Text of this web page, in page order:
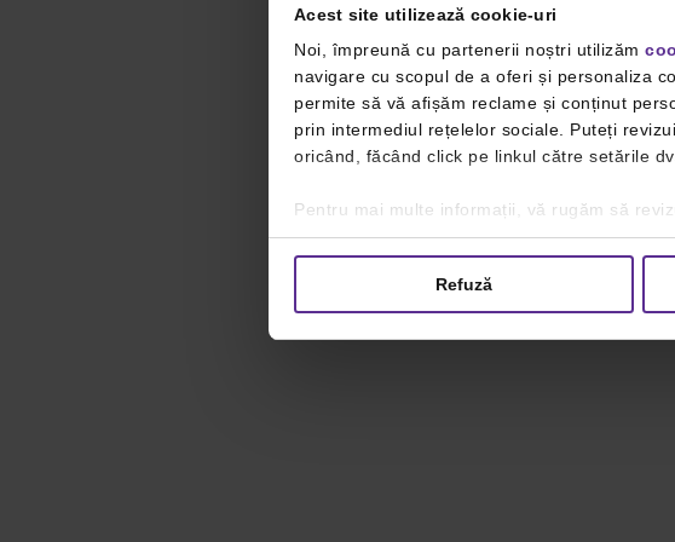
Acest site utilizează cookie-uri
Noi, împreună cu partenerii noștri utilizăm
navigare cu scopul de a oferi și personaliza
permite să vă afișăm reclame și conținut
prin intermediul rețelelor sociale. Puteți
oricând, făcând click pe linkul către setările
Pentru mai multe informații, vă rugăm să
Refuză